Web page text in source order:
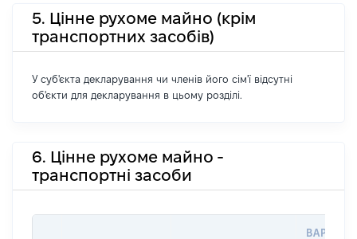
5. Цінне рухоме майно (крім
транспортних засобів)
У суб'єкта декларування чи членів його сім'ї відсутні
об'єкти для декларування в цьому розділі.
6. Цінне рухоме майно -
транспортні засоби